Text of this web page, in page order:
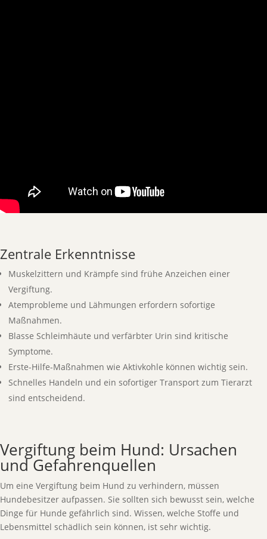
Zentrale Erkenntnisse
Muskelzittern und Krämpfe sind frühe Anzeichen einer
Vergiftung.
Atemprobleme und Lähmungen erfordern sofortige
Maßnahmen.
Blasse Schleimhäute und verfärbter Urin sind kritische
Symptome.
Erste-Hilfe-Maßnahmen wie Aktivkohle können wichtig sein.
Schnelles Handeln und ein sofortiger Transport zum Tierarzt
sind entscheidend.
Vergiftung beim Hund: Ursachen
und Gefahrenquellen
Um eine Vergiftung beim Hund zu verhindern, müssen
Hundebesitzer aufpassen. Sie sollten sich bewusst sein, welche
Dinge für Hunde gefährlich sind. Wissen, welche Stoffe und
Lebensmittel schädlich sein können, ist sehr wichtig.